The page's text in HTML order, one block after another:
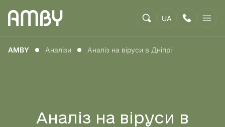
UA
AMBY Аналізи Аналіз на віруси в Дніпрі
Аналіз на віруси в